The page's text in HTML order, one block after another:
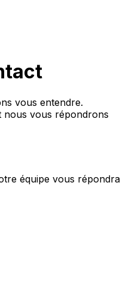
vous entendre.
nous vous répondrons
équipe vous répondra